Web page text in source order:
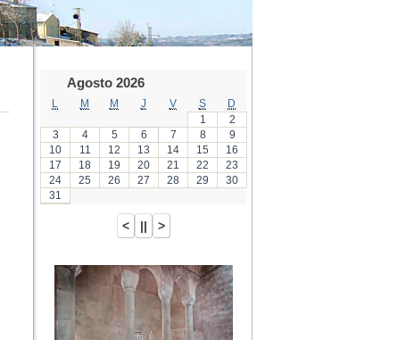
Agosto 2026
M M J V S
D
1
2
3
4 5 6 7 8
9
10
11 12 13 14 15
16
17
18 19 20 21 22
23
24
25 26 27 28 29
30
31